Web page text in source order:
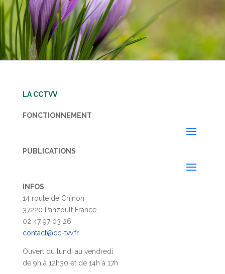
LA CCTVV
FONCTIONNEMENT
PUBLICATIONS
INFOS
14 route de Chinon
37220 Panzoult France
02 47 97 03 26
contact@cc-tvv.fr
Ouvert du lundi au vendredi
de 9h à 12h30 et de 14h à 17h